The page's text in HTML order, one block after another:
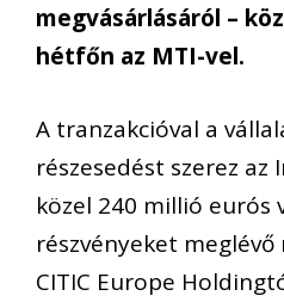
megvásárlásáról –
hétfőn az MTI-vel.
A tranzakcióval a
részesedést szerez az
közel 240 millió eurós
részvényeket meglévő
CITIC Europe